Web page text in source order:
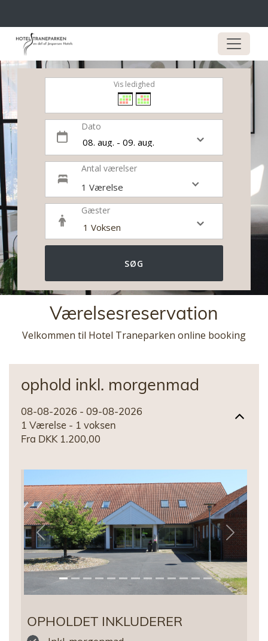
Vis ledighed
Dato
Antal værelser
1 Værelse
Gæster
SØG
Værelsesreservation
Velkommen til Hotel Traneparken online booking
ophold inkl. morgenmad
08-08-2026 - 09-08-2026
1 Værelse - 1 voksen
Fra DKK 1.200,00
Previous Next
OPHOLDET INKLUDERER